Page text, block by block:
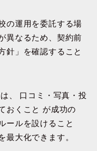
の運用を委託する場
異なるため、契約前
針」を確認すること
、 口コミ・写真・投
おくこと が成功の
ールを設けること
最大化できます。